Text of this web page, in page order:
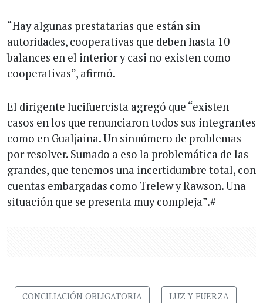
“Hay algunas prestatarias que están sin
autoridades, cooperativas que deben hasta 10
balances en el interior y casi no existen como
cooperativas”, afirmó.
El dirigente lucifuercista agregó que “existen
casos en los que renunciaron todos sus integrantes
como en Gualjaina. Un sinnúmero de problemas
por resolver. Sumado a eso la problemática de las
grandes, que tenemos una incertidumbre total, con
cuentas embargadas como Trelew y Rawson. Una
situación que se presenta muy compleja”.#
CONCILIACIÓN OBLIGATORIA LUZ Y FUERZA